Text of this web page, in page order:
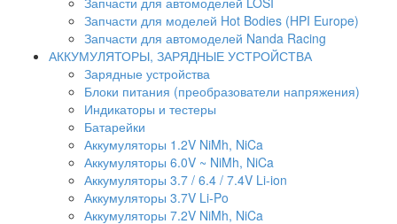
Запчасти для моделей Hot Bodies (HPI Europe)
Запчасти для автомоделей Nanda Racing
АККУМУЛЯТОРЫ, ЗАРЯДНЫЕ УСТРОЙСТВА
Зарядные устройства
Блоки питания (преобразователи напряжения)
Индикаторы и тестеры
Батарейки
Аккумуляторы 1.2V NiMh, NiCa
Аккумуляторы 6.0V ~ NiMh, NiCa
Аккумуляторы 3.7 / 6.4 / 7.4V Li-ion
Аккумуляторы 3.7V Li-Po
Аккумуляторы 7.2V NiMh, NiCa